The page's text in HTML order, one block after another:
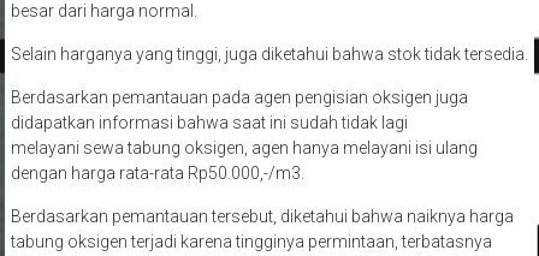
besar dari harga normal.
Selain harganya yang tinggi, juga diketahui bahwa stok tidak tersedia.
Berdasarkan pemantauan pada agen pengisian oksigen juga
didapatkan informasi bahwa saat ini sudah tidak lagi
melayani sewa tabung oksigen, agen hanya melayani isi ulang
dengan harga rata-rata Rp50.000,-/m3.
Berdasarkan pemantauan tersebut, diketahui bahwa naiknya harga
tabung oksigen terjadi karena tingginya permintaan, terbatasnya